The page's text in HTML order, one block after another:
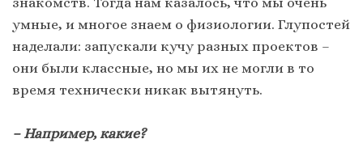
умные, и многое знаем о физиологии. Глупостей
наделали: запускали кучу разных проектов –
они были классные, но мы их не могли в то
время технически никак вытянуть.
– Например, какие?